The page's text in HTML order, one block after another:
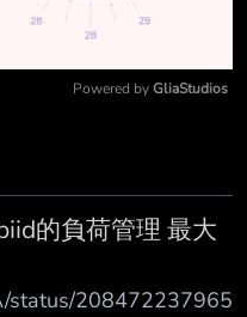
Powered by GliaStudios
的負荷管理 最大
status/208472237965